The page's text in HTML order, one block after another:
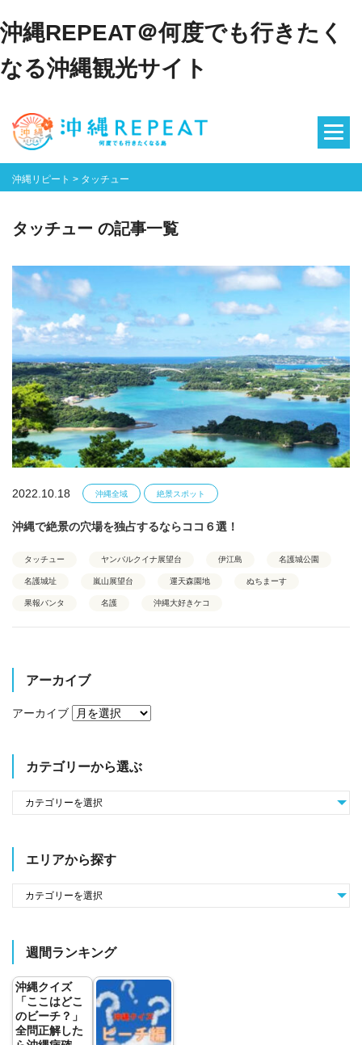
沖縄REPEAT＠何度でも行きたく
なる沖縄観光サイト
沖縄リピート > タッチュー
タッチュー の記事一覧
2022.10.18 沖縄全域 絶景スポット
沖縄で絶景の穴場を独占するならココ６選！
タッチュー ヤンバルクイナ展望台 伊江島 名護城公園
名護城址 嵐山展望台 運天森園地 ぬちまーす
果報バンタ 名護 沖縄大好きケコ
アーカイブ
アーカイブ
カテゴリーから選ぶ
エリアから探す
週間ランキング
沖縄クイズ
「ここはどこ
のビーチ？」
全問正解した